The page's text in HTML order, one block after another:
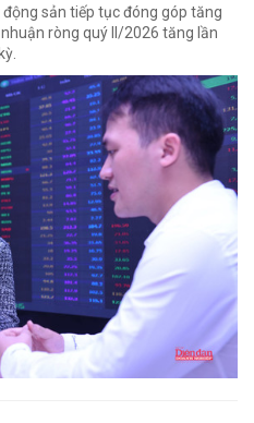
sản tiếp tục đóng góp tăng
ròng quý II/2026 tăng lần